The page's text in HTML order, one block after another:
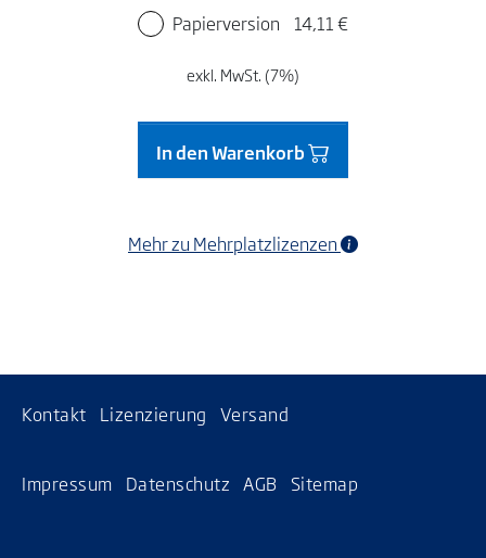
Papierversion 14,11 €
exkl. MwSt. (7%)
In den Warenkorb
Mehr zu Mehrplatzlizenzen
Kontakt Lizenzierung Versand
Impressum Datenschutz AGB Sitemap